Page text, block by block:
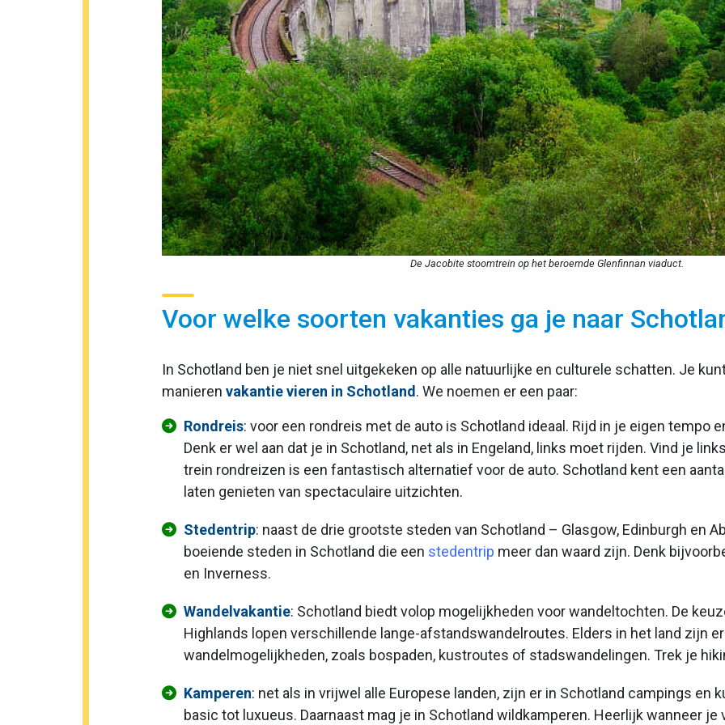
De Jacobite stoomtrein op het beroemde Glenfinnan viaduct.
Voor welke soorten vakanties ga je naar
In Schotland ben je niet snel uitgekeken op alle natuurlijke en culturele schatten. Je
manieren vakantie vieren in Schotland. We noemen er een paar:
Rondreis: voor een rondreis met de auto is Schotland ideaal. Rijd in je eigen tempo
Denk er wel aan dat je in Schotland, net als in Engeland, links moet rijden. Vind je
trein rondreizen is een fantastisch alternatief voor de auto. Schotland kent een
laten genieten van spectaculaire uitzichten.
Stedentrip: naast de drie grootste steden van Schotland – Glasgow, Edinburgh en
boeiende steden in Schotland die een stedentrip meer dan waard zijn. Denk
en Inverness.
Wandelvakantie: Schotland biedt volop mogelijkheden voor wandeltochten. De
Highlands lopen verschillende lange-afstandswandelroutes. Elders in het land zijn
wandelmogelijkheden, zoals bospaden, kustroutes of stadswandelingen. Trek je
Kamperen: net als in vrijwel alle Europese landen, zijn er in Schotland campings en
basic tot luxueus. Daarnaast mag je in Schotland wildkamperen. Heerlijk wanneer je